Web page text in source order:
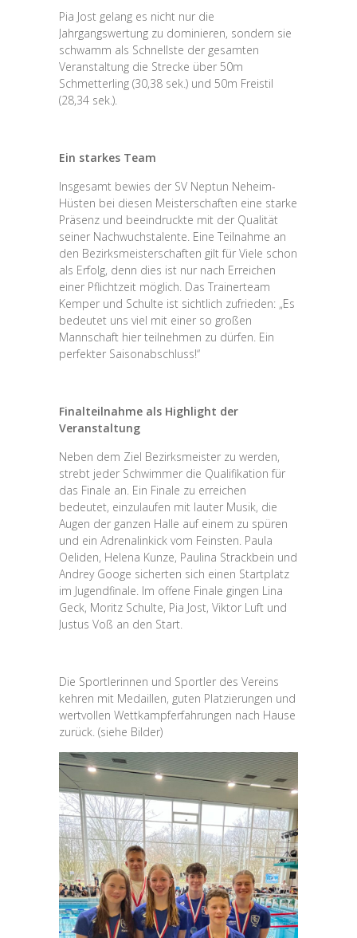
Pia Jost gelang es nicht nur die
Jahrgangswertung zu dominieren, sondern sie
schwamm als Schnellste der gesamten
Veranstaltung die Strecke über 50m
Schmetterling (30,38 sek.) und 50m Freistil
(28,34 sek.).
Ein starkes Team
Insgesamt bewies der SV Neptun Neheim-
Hüsten bei diesen Meisterschaften eine starke
Präsenz und beeindruckte mit der Qualität
seiner Nachwuchstalente. Eine Teilnahme an
den Bezirksmeisterschaften gilt für Viele schon
als Erfolg, denn dies ist nur nach Erreichen
einer Pflichtzeit möglich. Das Trainerteam
Kemper und Schulte ist sichtlich zufrieden: „Es
bedeutet uns viel mit einer so großen
Mannschaft hier teilnehmen zu dürfen. Ein
perfekter Saisonabschluss!“
Finalteilnahme als Highlight der
Veranstaltung
Neben dem Ziel Bezirksmeister zu werden,
strebt jeder Schwimmer die Qualifikation für
das Finale an. Ein Finale zu erreichen
bedeutet, einzulaufen mit lauter Musik, die
Augen der ganzen Halle auf einem zu spüren
und ein Adrenalinkick vom Feinsten. Paula
Oeliden, Helena Kunze, Paulina Strackbein und
Andrey Googe sicherten sich einen Startplatz
im Jugendfinale. Im offene Finale gingen Lina
Geck, Moritz Schulte, Pia Jost, Viktor Luft und
Justus Voß an den Start.
Die Sportlerinnen und Sportler des Vereins
kehren mit Medaillen, guten Platzierungen und
wertvollen Wettkampferfahrungen nach Hause
zurück. (siehe Bilder)